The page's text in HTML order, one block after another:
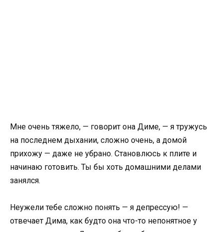
Мне очень тяжело, — говорит она Диме, — я тружусь
на последнем дыхании, сложно очень, а домой
прихожу — даже не убрано. Становлюсь к плите и
начинаю готовить. Ты бы хоть домашними делами
занялся.
Неужели тебе сложно понять — я депрессую! —
отвечает Дима, как будто она что-то непонятное у